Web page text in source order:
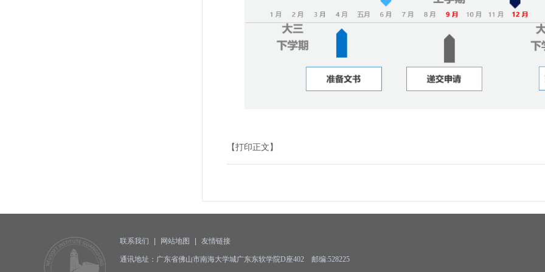
【打印正文】
联系我们 | 网站地图 | 友情链接
通讯地址：广东省佛山市南海大学城广东东软学院D座402 邮编:528225